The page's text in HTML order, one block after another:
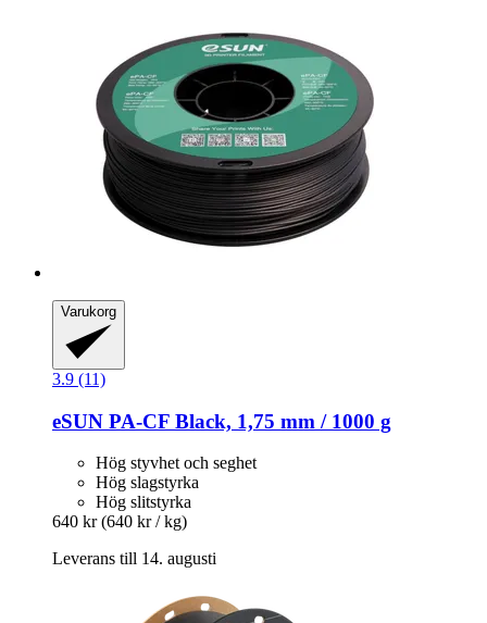
Varukorg
3.9 (11)
eSUN PA-​CF Black, 1,75 mm / 1000 g
Hög styvhet och seghet
Hög slagstyrka
Hög slitstyrka
640 kr (640 kr / kg)
Leverans till 14. augusti